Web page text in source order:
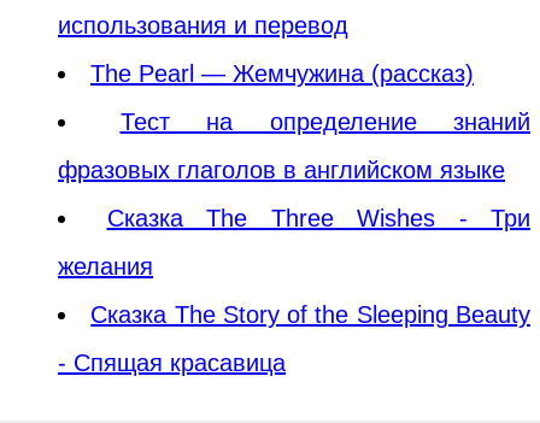
использования и перевод
The Pearl — Жемчужина (рассказ)
Тест на определение знаний
фразовых глаголов в английском языке
Сказка The Three Wishes - Три
желания
Сказка The Story of the Sleeping Beauty
- Спящая красавица